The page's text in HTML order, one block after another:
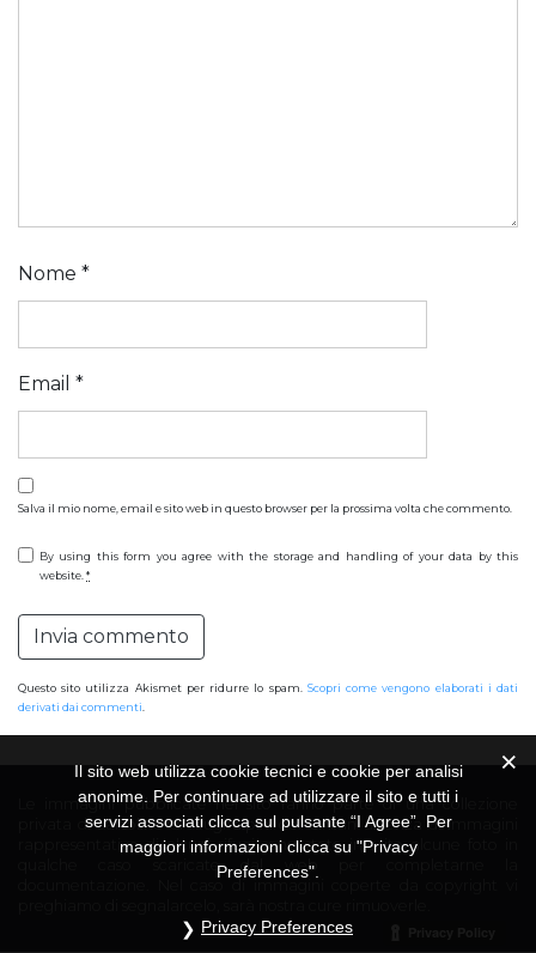
Nome *
Email *
Salva il mio nome, email e sito web in questo browser per la prossima volta che commento.
By using this form you agree with the storage and handling of your data by this
website. *
Questo sito utilizza Akismet per ridurre lo spam. Scopri come vengono elaborati i dati
derivati dai commenti
Le immagini pubblicate nel sito fanno parte di una collezione
privata di cartoline di rifugi alpini del CAI. In assenza di immagini
rappresentative di alcuni rifugi sono state inserite alcune foto in
qualche caso scaricate dal web per completarne la
Il sito web utilizza cookie tecnici e cookie per analisi
anonime. Per continuare ad utilizzare il sito e tutti i
servizi associati clicca sul pulsante “I Agree”. Per
maggiori informazioni clicca su "Privacy
Preferences".
Privacy Preferences